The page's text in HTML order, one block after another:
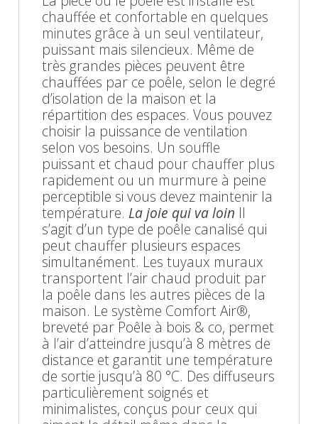
chauffée et confortable en quelques
minutes grâce à un seul ventilateur,
puissant mais silencieux. Même de
très grandes pièces peuvent être
chauffées par ce poêle, selon le degré
d’isolation de la maison et la
répartition des espaces. Vous pouvez
choisir la puissance de ventilation
selon vos besoins. Un souffle
puissant et chaud pour chauffer plus
rapidement ou un murmure à peine
perceptible si vous devez maintenir la
température. La joie qui va loin Il
s’agit d’un type de poêle canalisé qui
peut chauffer plusieurs espaces
simultanément. Les tuyaux muraux
transportent l’air chaud produit par
la poêle dans les autres pièces de la
maison. Le système Comfort Air®,
breveté par Poêle à bois & co, permet
à l’air d’atteindre jusqu’à 8 mètres de
distance et garantit une température
de sortie jusqu’à 80 °C. Des diffuseurs
particulièrement soignés et
minimalistes, conçus pour ceux qui